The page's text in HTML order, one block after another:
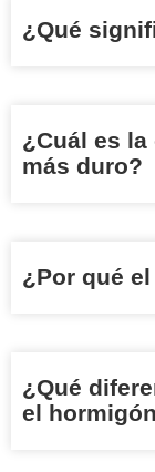
¿Qué
¿Cuál es
más duro?
¿Por qué
¿Qué
el